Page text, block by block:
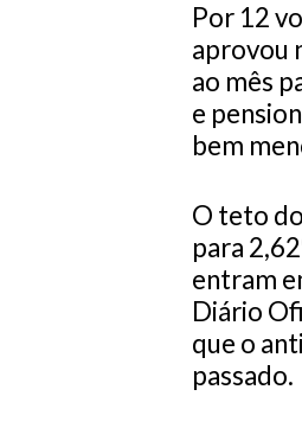
Por 12
aprovou
ao mês
e
bem
O teto
para
entram
Diário
que o
passado.